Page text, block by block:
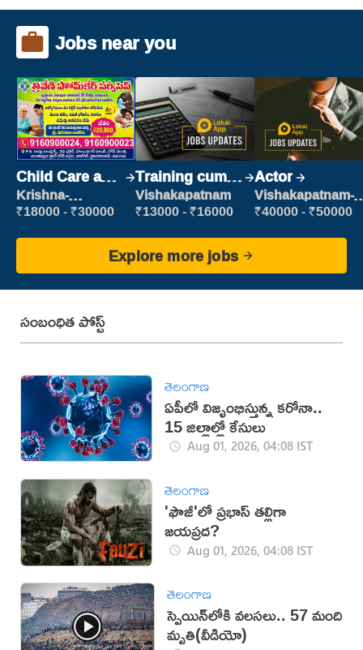
Jobs near you
Child Care and
Patient care
Krishna-
vijayawada
₹18000 - ₹30000
Training cum
Placement
Vishakapatnam
₹13000 - ₹16000
Actor
Vishakapatnam-
new
₹40000 - ₹50000
Explore more jobs
సంబంధిత పోస్ట్
తెలంగాణ
ఏపీలో విజృంభిస్తున్న కరోనా..
15 జిల్లాల్లో కేసులు
Aug 01, 2026, 04:08 IST
తెలంగాణ
'ఫౌజీ'లో ప్రభాస్ తల్లిగా
జయప్రద?
Aug 01, 2026, 04:08 IST
తెలంగాణ
స్పెయిన్‌లోకి వలసలు.. 57 మంది
మృతి(వీడియో)